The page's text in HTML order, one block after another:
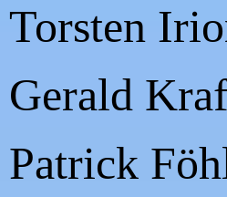
Torsten
Gerald
Patrick